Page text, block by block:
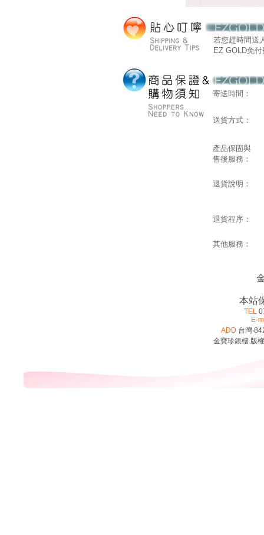
若您趕時間送
EZ GOLD免
寄送時間：
送貨方式：
產品保固與
售後服務：
退貨說明：
退貨程序：
其他服務：
本站
TEL
E-
ADD 台灣
金寶珍銀樓 版